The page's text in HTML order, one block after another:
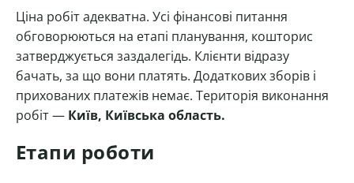
Ціна робіт адекватна. Усі фінансові питання
обговорюються на етапі планування, кошторис
затверджується заздалегідь. Клієнти відразу
бачать, за що вони платять. Додаткових зборів і
прихованих платежів немає. Територія виконання
робіт — Київ, Київська область.
Етапи роботи